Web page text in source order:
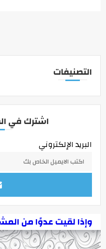
التصنيفات
اشترك في
البريد الإلكتروني
وإذا لقيت عدوًا من